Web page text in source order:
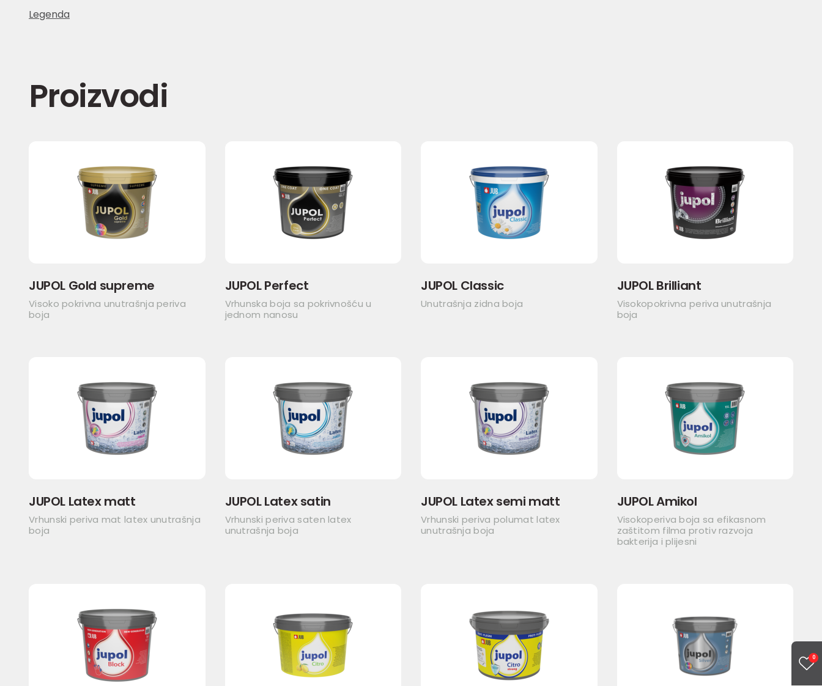
0
Legenda
Proizvodi
JUPOL Gold supreme
Visoko pokrivna unutrašnja periva
boja
JUPOL Perfect
Vrhunska boja sa pokrivnošću u
jednom nanosu
JUPOL Classic
Unutrašnja zidna boja
JUPOL Brilliant
Visokopokrivna periva unutrašnja
boja
JUPOL Latex matt
Vrhunski periva mat latex unutrašnja
boja
JUPOL Latex satin
Vrhunski periva saten latex
unutrašnja boja
JUPOL Latex semi matt
Vrhunski periva polumat latex
unutrašnja boja
JUPOL Amikol
Visokoperiva boja sa efikasnom
zaštitom filma protiv razvoja
bakterija i plijesni